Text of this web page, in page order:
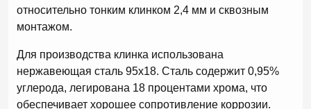
относительно тонким клинком 2,4 мм и сквозным
монтажом.
Для производства клинка использована
нержавеющая сталь 95х18. Сталь содержит 0,95%
углерода, легирована 18 процентами хрома, что
обеспечивает хорошее сопротивление коррозии.